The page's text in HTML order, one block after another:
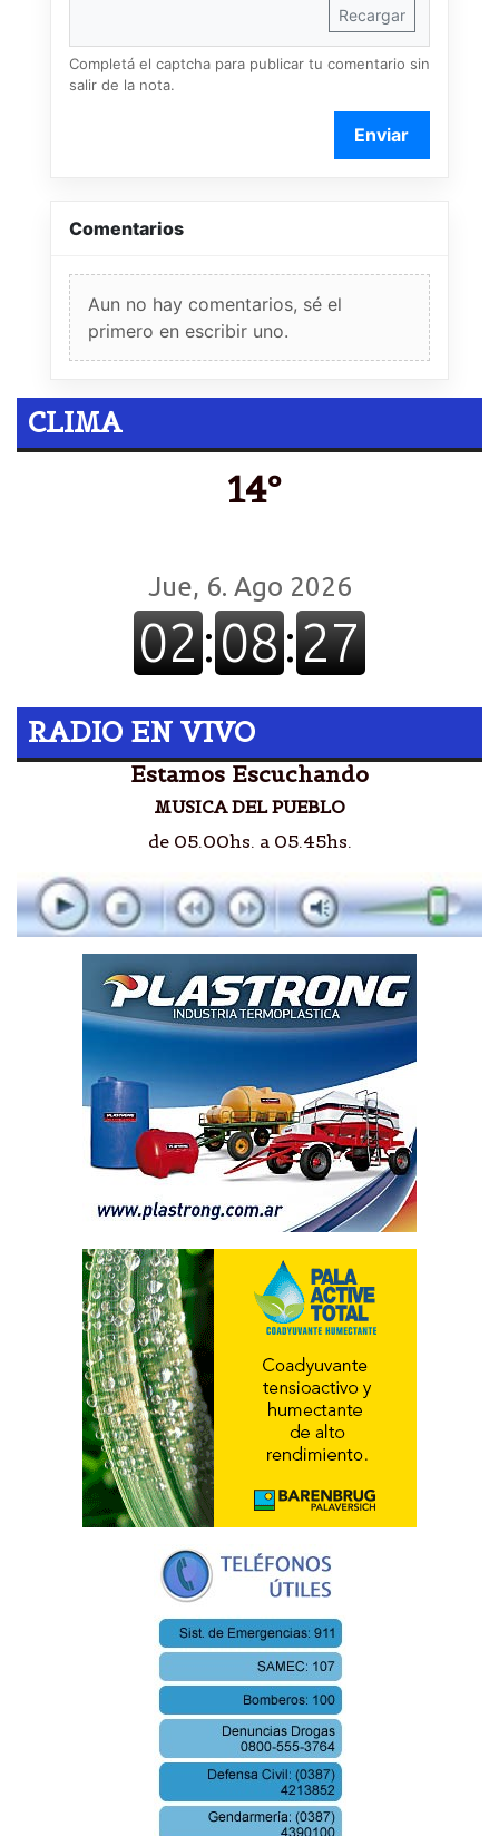
Recargar
Completá el captcha para publicar tu comentario sin
salir de la nota.
Enviar
Comentarios
Aun no hay comentarios, sé el
primero en escribir uno.
CLIMA
14º
RADIO EN VIVO
Estamos Escuchando
MUSICA DEL PUEBLO
de 05.00hs. a 05.45hs.